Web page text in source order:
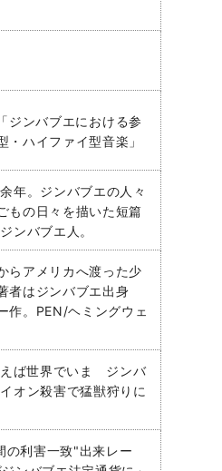
ジンバブエにおける参
・ハイファイ型音楽」
年。ジンバブエの人々
もの日々を描いた短篇
ンバブエ人。
らアメリカへ渡った少
者はジンバブエ出身
作。PEN/ヘミングウェ
ば世界でいま ジンバ
オン殺害で猛獣狩りに
の利害一致"出来レー